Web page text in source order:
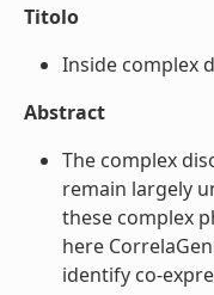
Titolo
Inside complex
Abstract
The complex
remain largely
these complex
here
identify co-